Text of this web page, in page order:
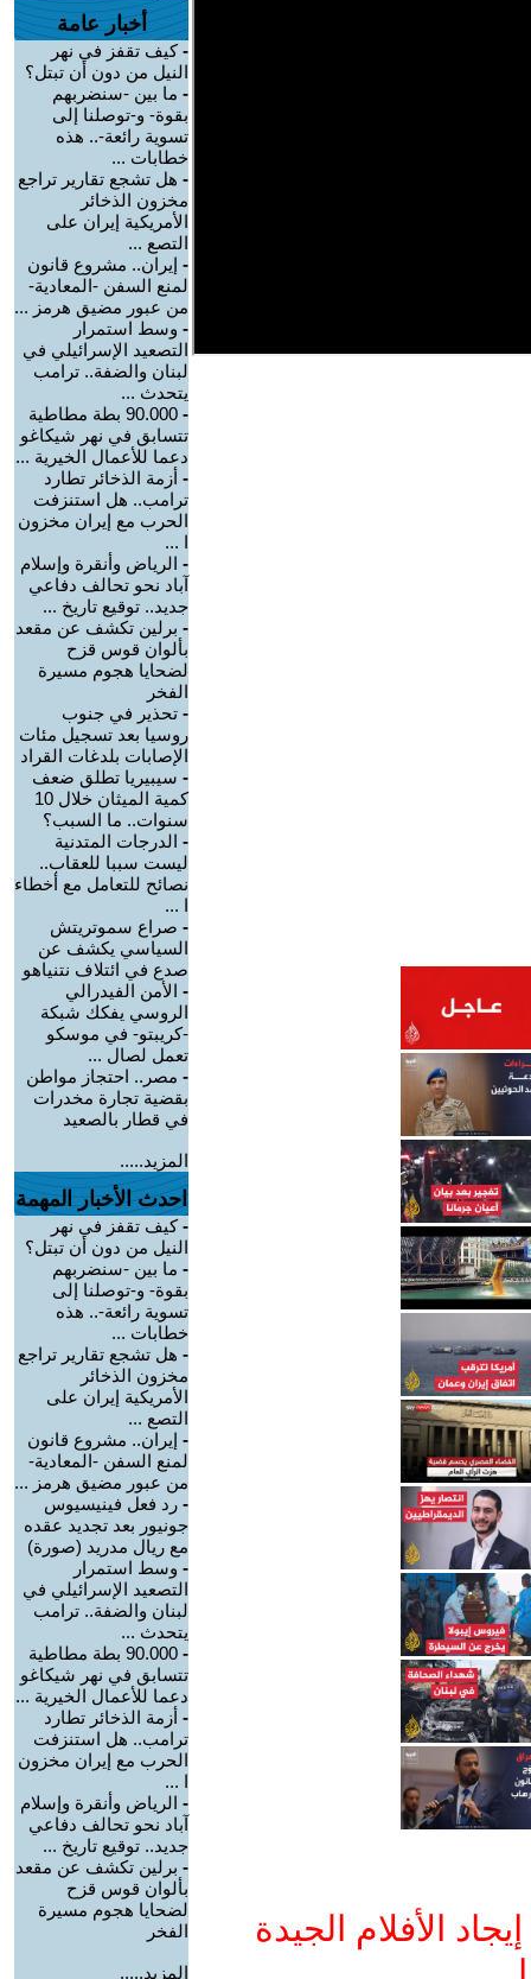
الأفلام الجيدة
أخبار عامة
-كيف تقفز في نهر
النيل من دون أن تبتل؟
- ما بين -سنضربهم
بقوة- و-توصلنا إلى
تسوية رائعة-.. هذه
خطابات ...
- هل تشجع تقارير تراجع
مخزون الذخائر
الأمريكية إيران على
التصع ...
- إيران.. مشروع قانون
لمنع السفن -المعادية-
من عبور مضيق هرمز ...
- وسط استمرار
التصعيد الإسرائيلي في
لبنان والضفة.. ترامب
يتحدث ...
-
90.000 بطة مطاطية
تتسابق في نهر شيكاغو
دعما للأعمال الخيرية ...
- أزمة الذخائر تطارد
ترامب.. هل استنزفت
الحرب مع إيران مخزون
ا ...
- الرياض وأنقرة وإسلام
آباد نحو تحالف دفاعي
جديد.. توقيع تاريخ ...
- برلين تكشف عن مقعد
بألوان قوس قزح
لضحايا هجوم مسيرة
الفخر
- تحذير في جنوب
روسيا بعد تسجيل مئات
الإصابات بلدغات القراد
- سيبيريا تطلق ضعف
كمية الميثان خلال 10
سنوات.. ما السبب؟
- الدرجات المتدنية
ليست سببا للعقاب..
نصائح للتعامل مع أخطاء
ا ...
- صراع سموتريتش
السياسي يكشف عن
صدع في ائتلاف نتنياهو
- الأمن الفيدرالي
الروسي يفكك شبكة
-كريبتو- في موسكو
تعمل لصال ...
- مصر.. احتجاز مواطن
بقضية تجارة مخدرات
في قطار بالصعيد
المزيد.....
احدث الأخبار المهمة
-كيف تقفز في نهر
النيل من دون أن تبتل؟
- ما بين -سنضربهم
بقوة- و-توصلنا إلى
تسوية رائعة-.. هذه
خطابات ...
- هل تشجع تقارير تراجع
مخزون الذخائر
الأمريكية إيران على
التصع ...
- إيران.. مشروع قانون
لمنع السفن -المعادية-
من عبور مضيق هرمز ...
- رد فعل فينيسيوس
جونيور بعد تجديد عقده
مع ريال مدريد (صورة)
- وسط استمرار
التصعيد الإسرائيلي في
لبنان والضفة.. ترامب
يتحدث ...
-
90.000 بطة مطاطية
تتسابق في نهر شيكاغو
دعما للأعمال الخيرية ...
- أزمة الذخائر تطارد
ترامب.. هل استنزفت
الحرب مع إيران مخزون
ا ...
- الرياض وأنقرة وإسلام
آباد نحو تحالف دفاعي
جديد.. توقيع تاريخ ...
- برلين تكشف عن مقعد
بألوان قوس قزح
لضحايا هجوم مسيرة
الفخر
المزيد.....